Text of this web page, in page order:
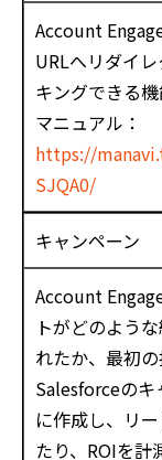
Account
URLへリダイ
キングできる機
マニュアル：
https://
SJQA0/
キャンペーン
Account
トがどのよう
れたか、最初
Salesforceのキ
に作成し、リ
たり、ROIを計